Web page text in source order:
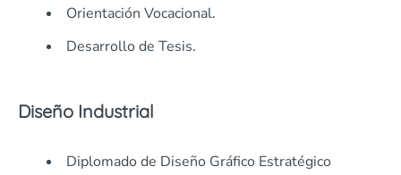
Orientación Vocacional.
Desarrollo de Tesis.
Diseño Industrial
Diplomado de Diseño Gráfico Estratégico